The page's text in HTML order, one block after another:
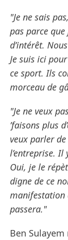
"Je ne sais
pas parce
d’intérêt.
Je suis ici
ce sport. Ils
morceau de
"Je ne veux
’faisons plus
veux parler
l’entreprise.
Oui, je le
digne de ce
manifestation
passera."
Ben Sulayem